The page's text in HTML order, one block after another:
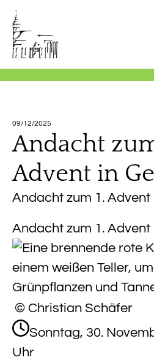
09/12/2025
Andacht
Advent in
Andacht zum 1.
Andacht zum 1.
© Christian Schäfer
Sonntag, 30.
Uhr